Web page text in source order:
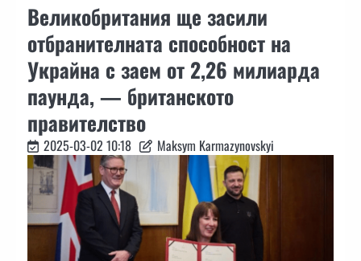
Великобритания ще засили
отбранителната способност на
Украйна с заем от 2,26 милиарда
паунда, — британското
правителство
2025-03-02 10:18 Maksym Karmazynovskyi